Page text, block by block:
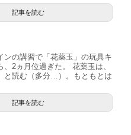
記事を読む
ンの講習で「花薬玉」の玩具キ
、2ヵ月位過ぎた。 花薬玉は、
と読む（多分…）。もともとは
記事を読む